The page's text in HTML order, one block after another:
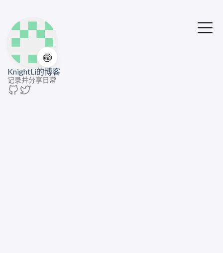
🍥
KnightLi的博客
记录并分享日常